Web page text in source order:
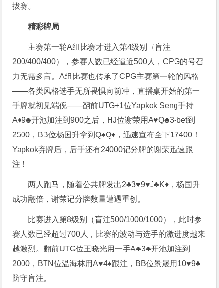
拔赛。
精彩牌局
主赛第一轮A组比赛才进入第4级别（盲注
200/400/400），参赛人数已经逼近500人，CPG的号召
力无需多言。A组比赛也传承了CPG主赛第一轮的风格
——各类风格选手无所畏惧向前冲，直播桌开始的第一
手牌就初见端倪——翻前UTG+1位Yapkok Seng手持
A♦️9♣️开池加注到900之后，HJ位谢荣用A♥️Q♣️3-bet到
2500，BB位杨国升拿到Q♠️Q♦️，迅速宣布全下17400！
Yapkok弃牌后，后手还有24000记分牌的谢荣迅速跟
注！
两人跑马，随着公共牌发出2♣️3♥️9♥️J♣️K♦️，杨国升
成功翻倍，谢荣记分牌数量遭遇重创。
比赛进入第8级别（盲注500/1000/1000），此时参
赛人数已经超过700人，比赛的波动与选手的激进度越来
越激烈。翻前UTG位王晓光用一手A♣️3♣️开池加注到
2000，BTN位温海林用A♥️4♠️跟注，BB位景晟用10♥️9♣️
防守盲注。